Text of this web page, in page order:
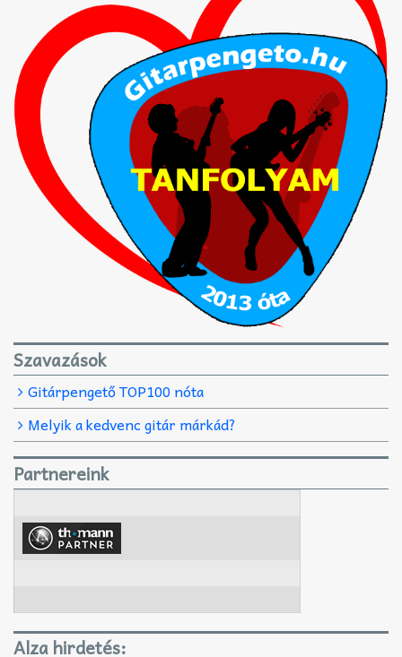
Szavazások
Gitárpengető TOP100 nóta
Melyik a kedvenc gitár márkád?
Partnereink
Alza hirdetés: